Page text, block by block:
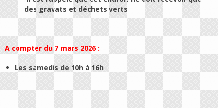
des gravats et déchets verts
A compter du 7 mars 2026 :
Les samedis de 10h à 16h